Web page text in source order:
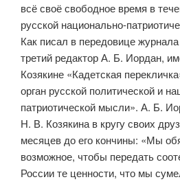
всё своё свободное время в
русской национально-
Как писал в передовице
третий редактор А. Б. Иордан,
Козякине «Кадетская
орган русской политической и
патриотической мысли». А. Б.
Н. В. Козякина в кругу своих
месяцев до его кончины: «Мы
возмож­ное, чтобы передать
России те ценности, что мы